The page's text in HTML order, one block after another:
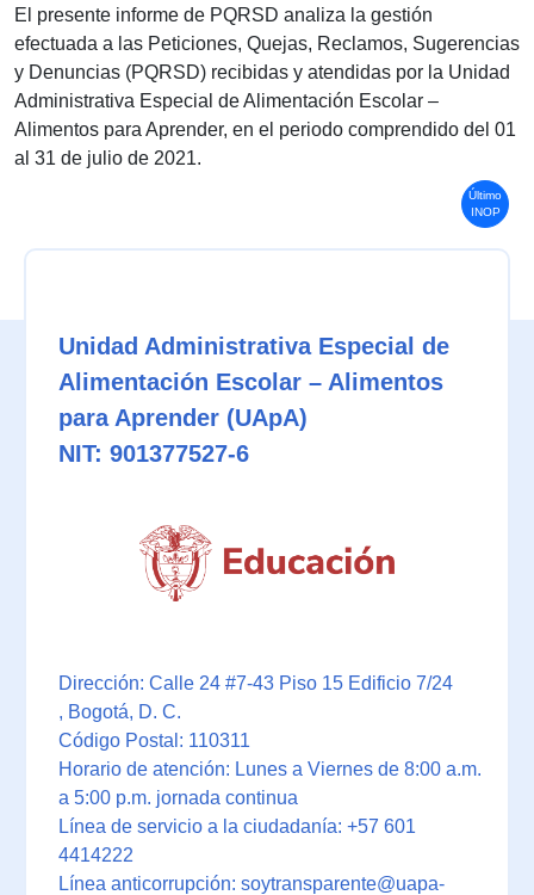
Último
INOP
El presente informe de PQRSD analiza la gestión
efectuada a las Peticiones, Quejas, Reclamos, Sugerencias
y Denuncias (PQRSD) recibidas y atendidas por la Unidad
Administrativa Especial de Alimentación Escolar –
Alimentos para Aprender, en el periodo comprendido del 01
al 31 de julio de 2021.
Unidad Administrativa Especial de
Alimentación Escolar – Alimentos
para Aprender (UApA)
NIT: 901377527-6
Dirección: Calle 24 #7-43 Piso 15 Edificio 7/24
, Bogotá, D. C.
Código Postal: 110311
Horario de atención: Lunes a Viernes de 8:00 a.m.
a 5:00 p.m. jornada continua
Línea de servicio a la ciudadanía: +57 601
4414222
Línea anticorrupción: soytransparente@uapa-